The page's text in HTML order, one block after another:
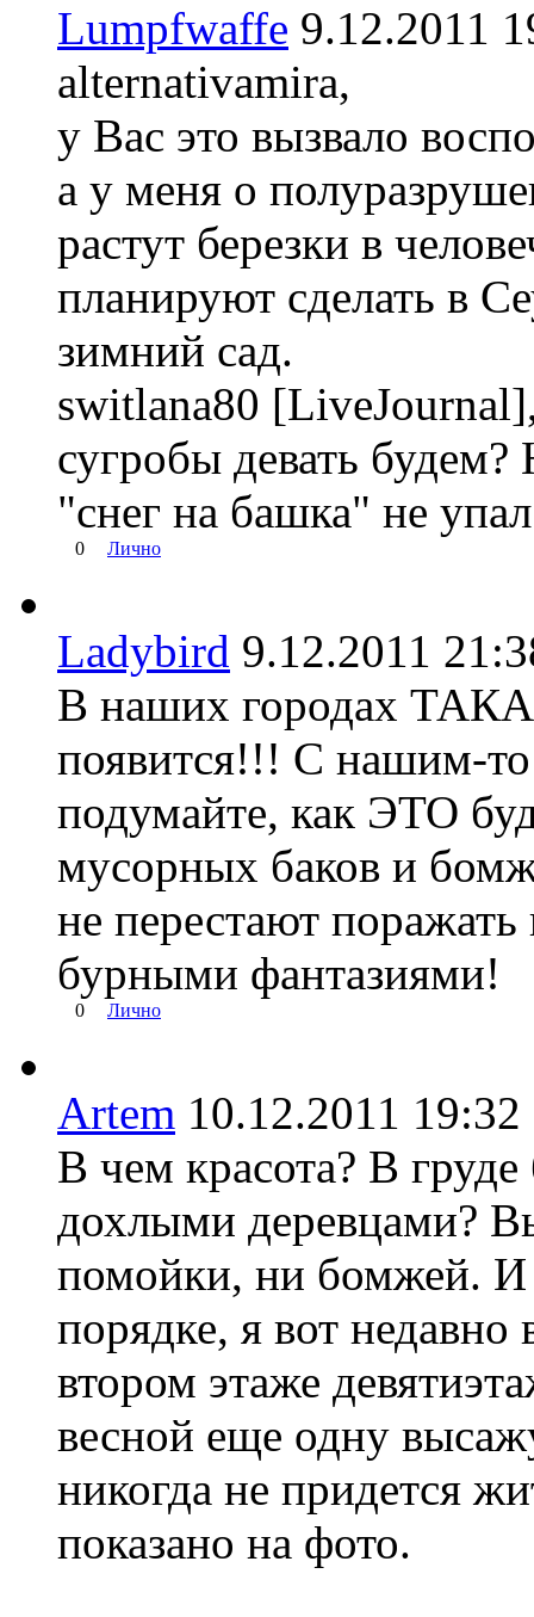
Lumpfwaffe 9.12.2011
alternativamira,
у Вас это вызвало
а у меня о
растут березки в
планируют сделать в
зимний сад.
switlana80
сугробы девать
"снег на башка" не
0 Лично
Ladybird 9.12.2011
В наших городах
появится!!! С нашим-
подумайте, как ЭТО
мусорных баков и
не перестают
бурными фантазиями!
0 Лично
Artem 10.12.2011
В чем красота? В
дохлыми деревцами?
помойки, ни бомжей. И
порядке, я вот
втором этаже
весной еще одну
никогда не придется
показано на фото.